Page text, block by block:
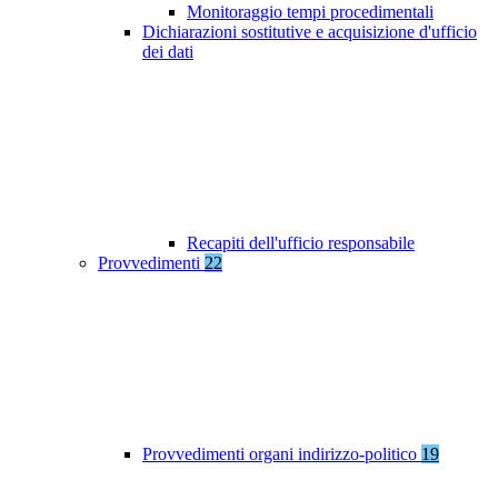
Monitoraggio tempi procedimentali
Dichiarazioni sostitutive e acquisizione d'ufficio
dei dati
Recapiti dell'ufficio responsabile
Provvedimenti 22
Provvedimenti organi indirizzo-politico 19